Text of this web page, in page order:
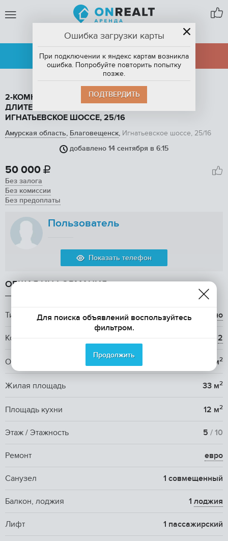
БЛАГОВЕЩЕНСК
АРЕНДА
ПРОДАЖА
2-КОМНАТНАЯ КВАРТИРА, 60 М2, В АРЕНДУ НА
ДЛИТЕЛЬНЫЙ СРОК В БЛАГОВЕЩЕНСКЕ,
ИГНАТЬЕВСКОЕ ШОССЕ, 25/16
Амурская область, Благовещенск, Игнатьевское шоссе, 25/16
добавлено 14 сентября в 6:15
1/ 15
50 000 
Без залога
Без комиссии
Без предоплаты
Пользователь
Показать телефон
ОБЩАЯ ИНФОРМАЦИЯ
Тип аренды долгосрочно
Количество комнат 2
Общая площадь 60 м2
Жилая площадь 33 м2
Площадь кухни 12 м2
Этаж / Этажность 5 / 10
Ремонт евро
Санузел 1 совмещенный
Балкон, лоджия 1 лоджия
Лифт 1 пассажирский
Ошибка загрузки карты
При подключении к яндекс картам возникла
ошибка. Попробуйте повторить попытку
позже.
ПОДТВЕРДИТЬ
Для поиска объявлений воспользуйтесь
фильтром.
Продолжить